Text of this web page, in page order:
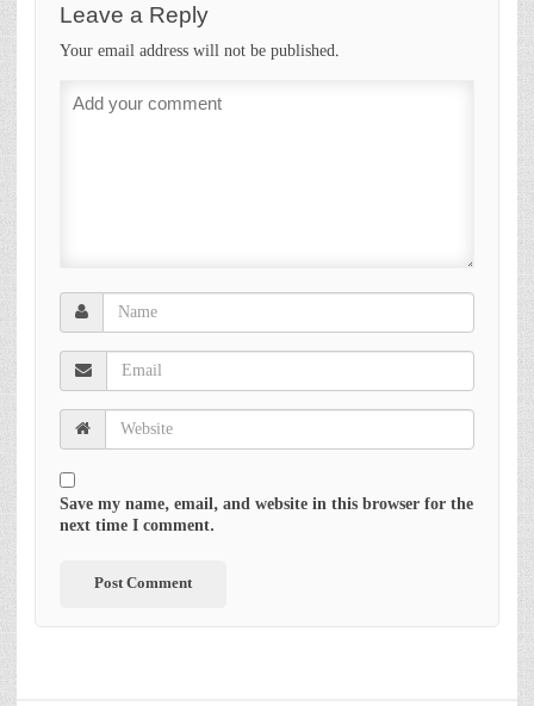
Leave a Reply
Your email address will not be published.
Save my name, email, and website in this browser for the
next time I comment.